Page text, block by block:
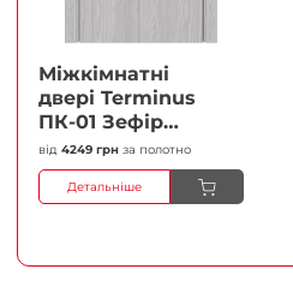
Міжкімнатні
двері Terminus
ПК-01 Зефір
Глухі Плівка
від 4249 грн за полотно
Детальніше